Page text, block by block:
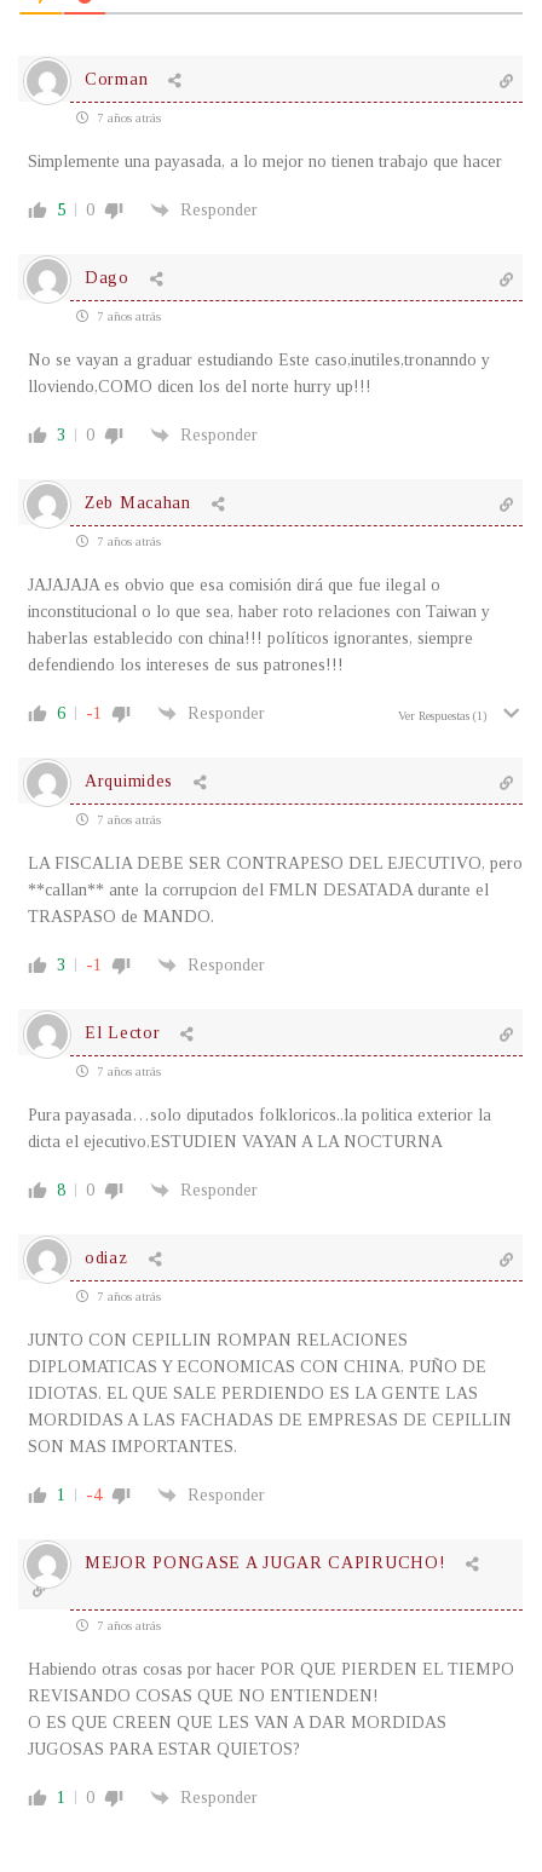
Corman
7 años atrás
Simplemente una payasada, a lo mejor no tienen trabajo que hacer
5 0 Responder
Dago
7 años atrás
No se vayan a graduar estudiando Este caso,inutiles,tronanndo y
lloviendo,COMO dicen los del norte hurry up!!!
3 0 Responder
Zeb Macahan
7 años atrás
JAJAJAJA es obvio que esa comisión dirá que fue ilegal o
inconstitucional o lo que sea, haber roto relaciones con Taiwan y
haberlas establecido con china!!! políticos ignorantes, siempre
defendiendo los intereses de sus patrones!!!
6 -1 Responder Ver Respuestas (1)
Arquimides
7 años atrás
LA FISCALIA DEBE SER CONTRAPESO DEL EJECUTIVO, pero
**callan** ante la corrupcion del FMLN DESATADA durante el
TRASPASO de MANDO.
3 -1 Responder
El Lector
7 años atrás
Pura payasada…solo diputados folkloricos..la politica exterior la
dicta el ejecutivo.ESTUDIEN VAYAN A LA NOCTURNA
8 0 Responder
odiaz
7 años atrás
JUNTO CON CEPILLIN ROMPAN RELACIONES
DIPLOMATICAS Y ECONOMICAS CON CHINA, PUÑO DE
IDIOTAS. EL QUE SALE PERDIENDO ES LA GENTE LAS
MORDIDAS A LAS FACHADAS DE EMPRESAS DE CEPILLIN
SON MAS IMPORTANTES.
1 -4 Responder
MEJOR PONGASE A JUGAR CAPIRUCHO!
7 años atrás
Habiendo otras cosas por hacer POR QUE PIERDEN EL TIEMPO
REVISANDO COSAS QUE NO ENTIENDEN!
O ES QUE CREEN QUE LES VAN A DAR MORDIDAS
JUGOSAS PARA ESTAR QUIETOS?
1 0 Responder